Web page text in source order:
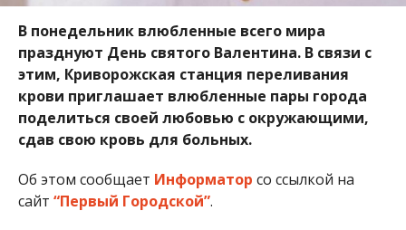
В понедельник влюбленные всего мира
празднуют День святого Валентина. В связи с
этим, Криворожская станция переливания
крови приглашает влюбленные пары города
поделиться своей любовью с окружающими,
сдав свою кровь для больных.
Об этом сообщает Информатор со ссылкой на
сайт “Первый Городской”.